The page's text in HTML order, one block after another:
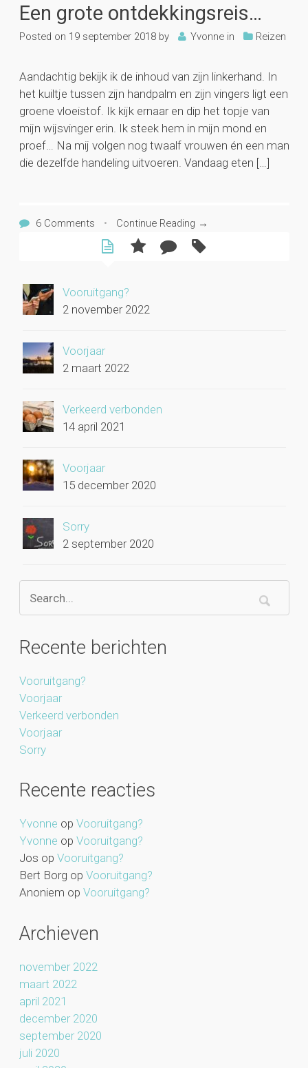
Een grote ontdekkingsreis…
Posted on 19 september 2018 by Yvonne in Reizen
Aandachtig bekijk ik de inhoud van zijn linkerhand. In
het kuiltje tussen zijn handpalm en zijn vingers ligt een
groene vloeistof. Ik kijk ernaar en dip het topje van
mijn wijsvinger erin. Ik steek hem in mijn mond en
proef… Na mij volgen nog twaalf vrouwen én een man
die dezelfde handeling uitvoeren. Vandaag eten […]
6 Comments • Continue Reading →
Vooruitgang?
2 november 2022
Voorjaar
2 maart 2022
Verkeerd verbonden
14 april 2021
Voorjaar
15 december 2020
Sorry
2 september 2020
Recente berichten
Vooruitgang?
Voorjaar
Verkeerd verbonden
Voorjaar
Sorry
Recente reacties
Yvonne op Vooruitgang?
Yvonne op Vooruitgang?
Jos op Vooruitgang?
Bert Borg op Vooruitgang?
Anoniem op Vooruitgang?
Archieven
november 2022
maart 2022
april 2021
december 2020
september 2020
juli 2020